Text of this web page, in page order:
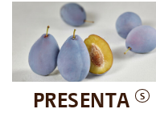
PRESENTA S